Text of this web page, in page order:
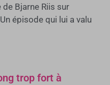
de Bjarne Riis sur
épisode qui lui a valu
trop fort à